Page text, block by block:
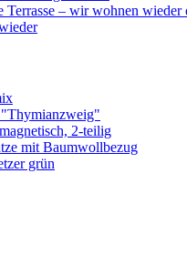
– wir wohnen wieder
"Thymianzweig"
2-teilig
mit Baumwollbezug
grün